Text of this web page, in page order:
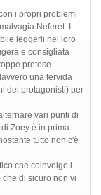
i propri problemi
Neferet. I
leggerli nel loro
e consigliata
pretese.
una fervida
dei protagonisti) per
vari punti di
Zoey è in prima
tutto non c'è
che coinvolge i
di sicuro non vi